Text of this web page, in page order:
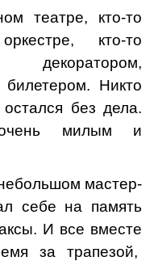
театре, кто-то
кто-то
Никто
без дела.
очень милым и
мастер-
себе на память
И все вместе
за трапезой,